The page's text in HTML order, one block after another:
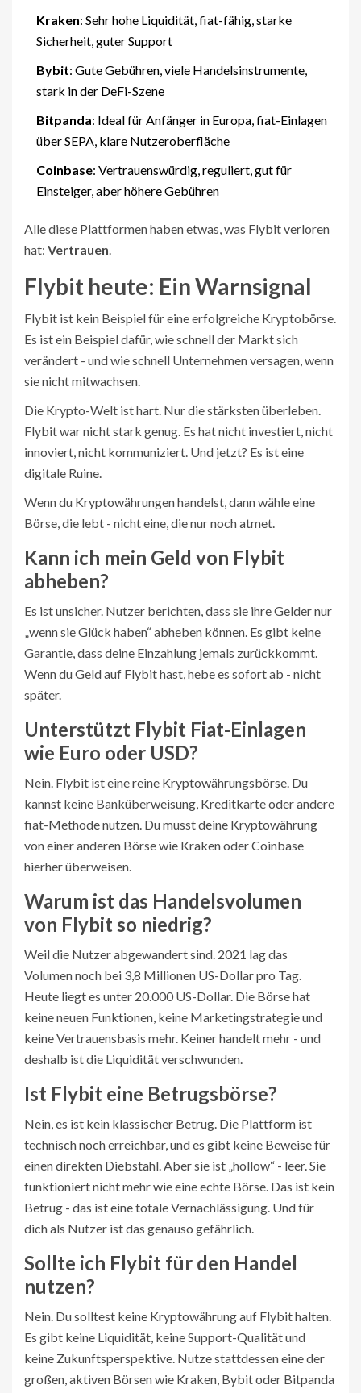
Kraken: Sehr hohe Liquidität, fiat-fähig, starke
Sicherheit, guter Support
Bybit: Gute Gebühren, viele Handelsinstrumente,
stark in der DeFi-Szene
Bitpanda: Ideal für Anfänger in Europa, fiat-Einlagen
über SEPA, klare Nutzeroberfläche
Coinbase: Vertrauenswürdig, reguliert, gut für
Einsteiger, aber höhere Gebühren
Alle diese Plattformen haben etwas, was Flybit verloren
hat: Vertrauen
Flybit heute: Ein Warnsignal
Flybit ist kein Beispiel für eine erfolgreiche Kryptobörse.
Es ist ein Beispiel dafür, wie schnell der Markt sich
verändert - und wie schnell Unternehmen versagen, wenn
sie nicht mitwachsen.
Die Krypto-Welt ist hart. Nur die stärksten überleben.
Flybit war nicht stark genug. Es hat nicht investiert, nicht
innoviert, nicht kommuniziert. Und jetzt? Es ist eine
digitale Ruine.
Wenn du Kryptowährungen handelst, dann wähle eine
Börse, die lebt - nicht eine, die nur noch atmet.
Kann ich mein Geld von Flybit
abheben?
Es ist unsicher. Nutzer berichten, dass sie ihre Gelder nur
„wenn sie Glück haben“ abheben können. Es gibt keine
Garantie, dass deine Einzahlung jemals zurückkommt.
Wenn du Geld auf Flybit hast, hebe es sofort ab - nicht
später.
Unterstützt Flybit Fiat-Einlagen
wie Euro oder USD?
Nein. Flybit ist eine reine Kryptowährungsbörse. Du
kannst keine Banküberweisung, Kreditkarte oder andere
fiat-Methode nutzen. Du musst deine Kryptowährung
von einer anderen Börse wie Kraken oder Coinbase
hierher überweisen.
Warum ist das Handelsvolumen
von Flybit so niedrig?
Weil die Nutzer abgewandert sind. 2021 lag das
Volumen noch bei 3,8 Millionen US-Dollar pro Tag.
Heute liegt es unter 20.000 US-Dollar. Die Börse hat
keine neuen Funktionen, keine Marketingstrategie und
keine Vertrauensbasis mehr. Keiner handelt mehr - und
deshalb ist die Liquidität verschwunden.
Ist Flybit eine Betrugsbörse?
Nein, es ist kein klassischer Betrug. Die Plattform ist
technisch noch erreichbar, und es gibt keine Beweise für
einen direkten Diebstahl. Aber sie ist „hollow“ - leer. Sie
funktioniert nicht mehr wie eine echte Börse. Das ist kein
Betrug - das ist eine totale Vernachlässigung. Und für
dich als Nutzer ist das genauso gefährlich.
Sollte ich Flybit für den Handel
nutzen?
Nein. Du solltest keine Kryptowährung auf Flybit halten.
Es gibt keine Liquidität, keine Support-Qualität und
keine Zukunftsperspektive. Nutze stattdessen eine der
großen, aktiven Börsen wie Kraken, Bybit oder Bitpanda